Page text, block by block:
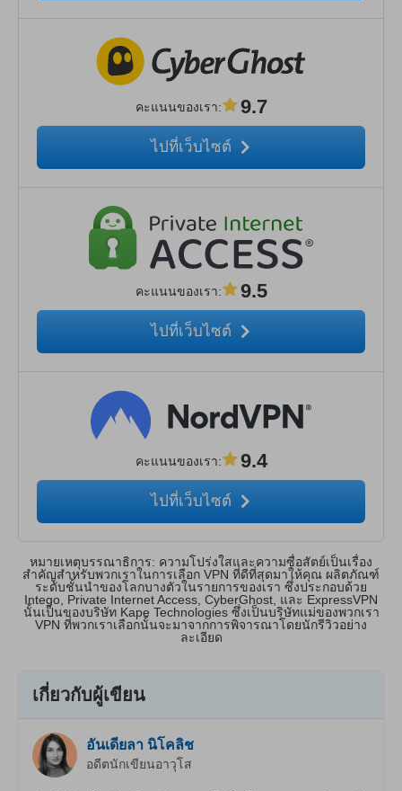
คะแนนของเรา: 9.7
ไปที่เว็บไซต์
คะแนนของเรา: 9.5
ไปที่เว็บไซต์
คะแนนของเรา: 9.4
ไปที่เว็บไซต์
หมายเหตุบรรณาธิการ: ความโปร่งใสและความซื่อสัตย์เป็นเรื่อง
สำคัญสำหรับพวกเราในการเลือก VPN ที่ดีที่สุดมาให้คุณ ผลิตภัณฑ์
ระดับชั้นนำของโลกบางตัวในรายการของเรา ซึ่งประกอบด้วย
Intego, Private Internet Access, CyberGhost, และ ExpressVPN
นั้นเป็นของบริษัท Kape Technologies ซึ่งเป็นบริษัทแม่ของพวกเรา
VPN ที่พวกเราเลือกนั้นจะมาจากการพิจารณาโดยนักรีวิวอย่าง
ละเอียด
เกี่ยวกับผู้เขียน
อันเดียลา นิโคลิช
อดีตนักเขียนอาวุโส